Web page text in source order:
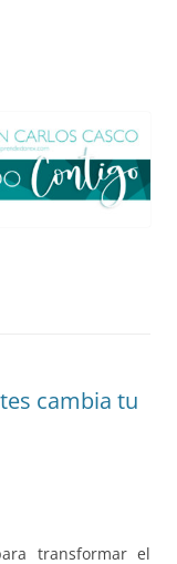
cambia tu
transformar el